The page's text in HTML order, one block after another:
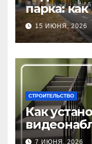
парка:
и 15 ИЮНЯ, 2026
СТРОИТЕЛЬСТВО
Как
подъезде:
7 ИЮНЯ, 2026